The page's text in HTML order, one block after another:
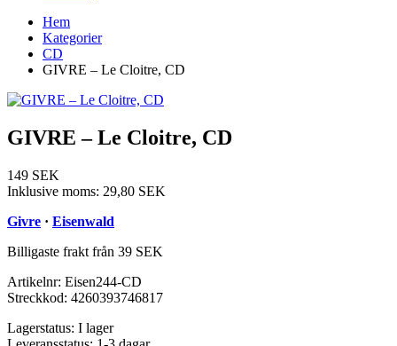
Hem
Kategorier
CD
GIVRE – Le Cloitre, CD
GIVRE – Le Cloitre, CD
149 SEK
Inklusive moms: 29,80 SEK
Givre · Eisenwald
Billigaste frakt från 39 SEK
Artikelnr: Eisen244-CD
Streckkod: 4260393746817
Lagerstatus: I lager